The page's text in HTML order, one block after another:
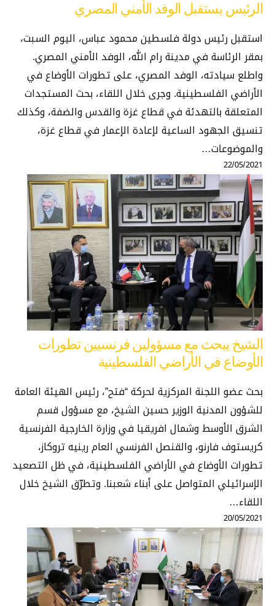
الرئيس يستقبل الوفد الأمني المصري
استقبل رئيس دولة فلسطين محمود عباس، اليوم السبت،
بمقر الرئاسة في مدينة رام الله، الوفد الأمني المصري.
واطلع سيادته، الوفد المصري، على تطورات الأوضاع في
الأراضي الفلسطينية. وجرى خلال اللقاء، بحث المستجدات
المتعلقة بالتهدئة في قطاع غزة والقدس والضفة، وكذلك
تنسيق الجهود الساعية لإعادة الإعمار في قطاع غزة،
والموضوعات…
22/05/2021
الشيخ يبحث مع مسؤولين فرنسيين تطورات
الأوضاع في الأراضي الفلسطينية
بحث عضو اللجنة المركزية لحركة “فتح”، رئيس الهيئة العامة
للشؤون المدنية الوزير حسين الشيخ، مع مسؤول قسم
الشرق الأوسط وشمال افريقيا في وزارة الخارجية الفرنسية
كريستوف فارنو، والقنصل الفرنسي العام رينيه تروكاز،
تطورات الأوضاع في الأراضي الفلسطينية، في ظل التصعيد
الإسرائيلي المتواصل على أبناء شعبنا. وتطرّق الشيخ خلال
اللقاء…
20/05/2021